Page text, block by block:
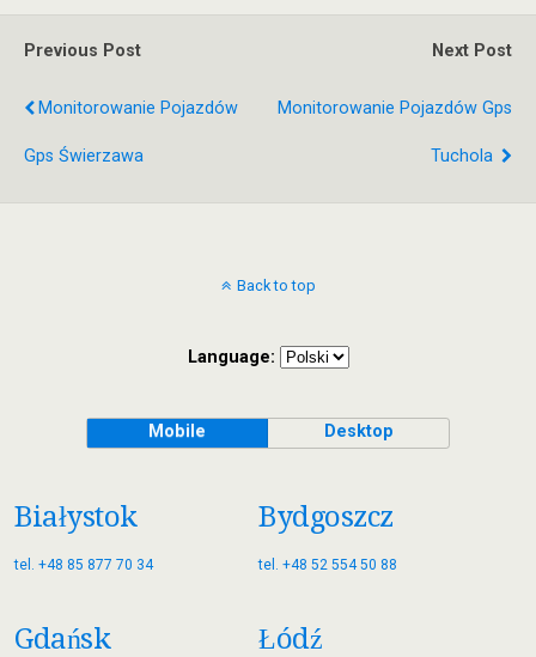
Previous Post
Monitorowanie Pojazdów
Gps Świerzawa
Next Post
Monitorowanie Pojazdów Gps
Tuchola
Back to top
Language:
Mobile Desktop
Białystok
tel. +48 85 877 70 34
Bydgoszcz
tel. +48 52 554 50 88
Gdańsk Łódź